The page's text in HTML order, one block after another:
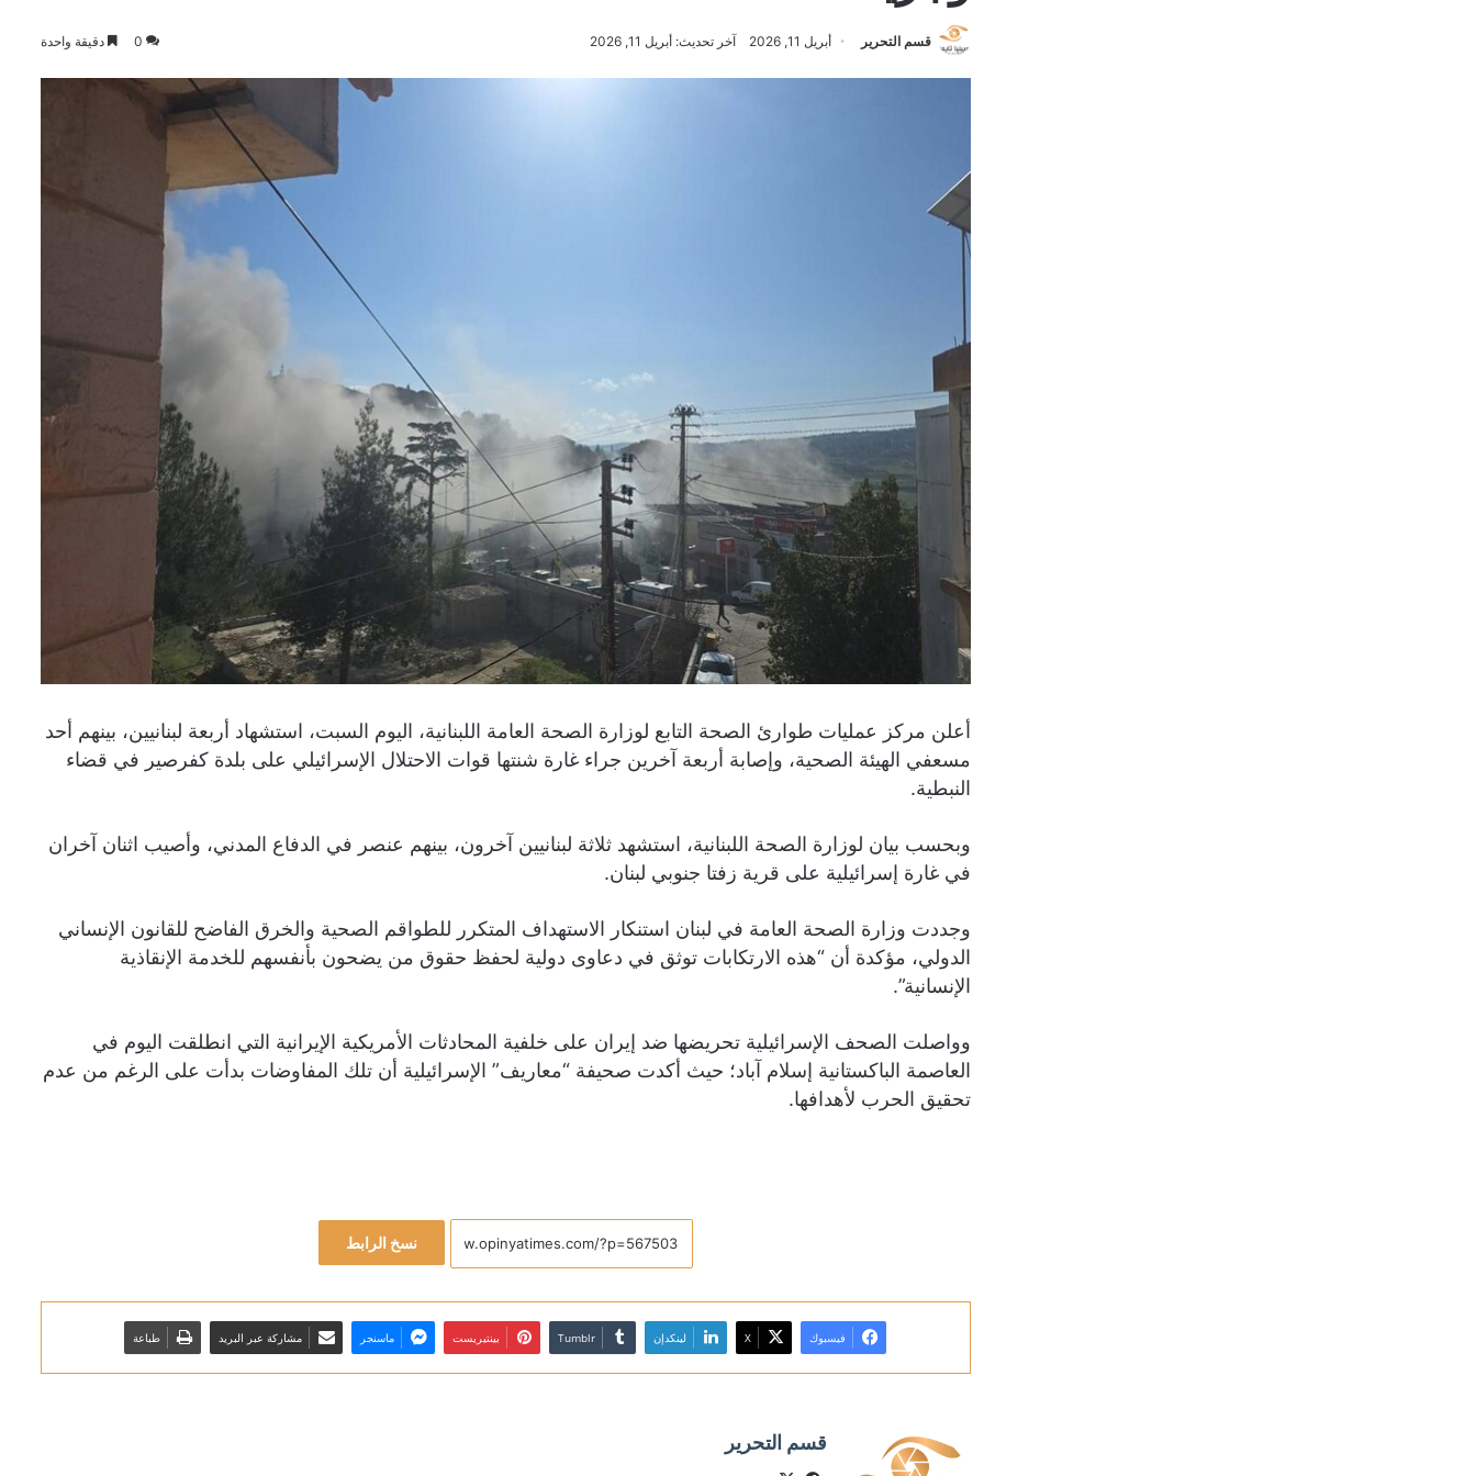
قسم التحرير أبريل 11, 2026 آخر تحديث: أبريل 11, 2026 0 دقيقة واحدة
أعلن مركز عمليات طوارئ الصحة التابع لوزارة الصحة العامة اللبنانية، اليوم السبت، استشهاد أربعة لبنانيين، بينهم أحد
مسعفي الهيئة الصحية، وإصابة أربعة آخرين جراء غارة شنتها قوات الاحتلال الإسرائيلي على بلدة كفرصير في قضاء
النبطية.
وبحسب بيان لوزارة الصحة اللبنانية، استشهد ثلاثة لبنانيين آخرون، بينهم عنصر في الدفاع المدني، وأصيب اثنان آخران
في غارة إسرائيلية على قرية زفتا جنوبي لبنان.
وجددت وزارة الصحة العامة في لبنان استنكار الاستهداف المتكرر للطواقم الصحية والخرق الفاضح للقانون الإنساني
الدولي، مؤكدة أن “هذه الارتكابات توثق في دعاوى دولية لحفظ حقوق من يضحون بأنفسهم للخدمة الإنقاذية
الإنسانية”.
وواصلت الصحف الإسرائيلية تحريضها ضد إيران على خلفية المحادثات الأمريكية الإيرانية التي انطلقت اليوم في
العاصمة الباكستانية إسلام آباد؛ حيث أكدت صحيفة “معاريف” الإسرائيلية أن تلك المفاوضات بدأت على الرغم من عدم
تحقيق الحرب لأهدافها.
نسخ الرابط
فيسبوك X لينكدإن بينتيريست ماسنجر مشاركة عبر البريد طباعة
قسم التحرير